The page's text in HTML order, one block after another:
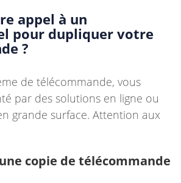
appel à un
pour dupliquer votre
?
de télécommande, vous
par des solutions en ligne ou
grande surface. Attention aux
copie de télécommande